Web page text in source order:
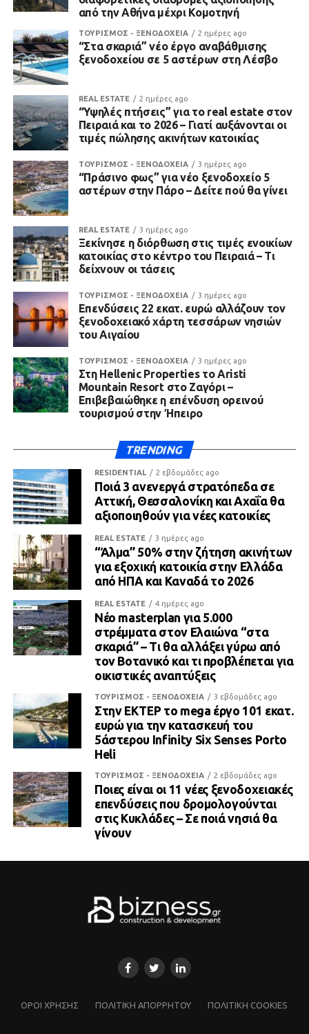
από την Αθήνα μέχρι Κομοτηνή
ΤΟΥΡΙΣΜΟΣ - ΞΕΝΟΔΟΧΕΙΑ 2 ημέρες ago
“Στα σκαριά” νέο έργο αναβάθμισης
ξενοδοχείου σε 5 αστέρων στη Λέσβο
REAL ESTATE 2 ημέρες ago
“Υψηλές πτήσεις” για το real estate στον
Πειραιά και το 2026 – Γιατί αυξάνονται οι
τιμές πώλησης ακινήτων κατοικίας
ΤΟΥΡΙΣΜΟΣ - ΞΕΝΟΔΟΧΕΙΑ 3 ημέρες ago
“Πράσινο φως” για νέο ξενοδοχείο 5
αστέρων στην Πάρο – Δείτε πού θα γίνει
REAL ESTATE 3 ημέρες ago
Ξεκίνησε η διόρθωση στις τιμές ενοικίων
κατοικίας στο κέντρο του Πειραιά – Τι
δείχνουν οι τάσεις
ΤΟΥΡΙΣΜΟΣ - ΞΕΝΟΔΟΧΕΙΑ 3 ημέρες ago
Επενδύσεις 22 εκατ. ευρώ αλλάζουν τον
ξενοδοχειακό χάρτη τεσσάρων νησιών
του Αιγαίου
ΤΟΥΡΙΣΜΟΣ - ΞΕΝΟΔΟΧΕΙΑ 3 ημέρες ago
Στη Hellenic Properties το Aristi
Mountain Resort στο Ζαγόρι –
Επιβεβαιώθηκε η επένδυση ορεινού
τουρισμού στην Ήπειρο
TRENDING
RESIDENTIAL 2 εβδομάδες ago
Ποιά 3 ανενεργά στρατόπεδα σε
Αττική, Θεσσαλονίκη και Αχαΐα θα
αξιοποιηθούν για νέες κατοικίες
REAL ESTATE 3 ημέρες ago
“Άλμα” 50% στην ζήτηση ακινήτων
για εξοχική κατοικία στην Ελλάδα
από ΗΠΑ και Καναδά το 2026
REAL ESTATE 4 ημέρες ago
Νέο masterplan για 5.000
στρέμματα στον Ελαιώνα “στα
σκαριά” – Τι θα αλλάξει γύρω από
τον Βοτανικό και τι προβλέπεται για
οικιστικές αναπτύξεις
ΤΟΥΡΙΣΜΟΣ - ΞΕΝΟΔΟΧΕΙΑ 3 εβδομάδες ago
Στην ΕΚΤΕΡ το mega έργο 101 εκατ.
ευρώ για την κατασκευή του
5άστερου Infinity Six Senses Porto
Heli
ΤΟΥΡΙΣΜΟΣ - ΞΕΝΟΔΟΧΕΙΑ 2 εβδομάδες ago
Ποιες είναι οι 11 νέες ξενοδοχειακές
επενδύσεις που δρομολογούνται
στις Κυκλάδες – Σε ποιά νησιά θα
γίνουν
ΌΡΟΙ ΧΡΗΣΗΣ ΠΟΛΙΤΙΚΗ ΑΠΟΡΡΗΤΟΥ ΠΟΛΙΤΙΚΗ COOKIES